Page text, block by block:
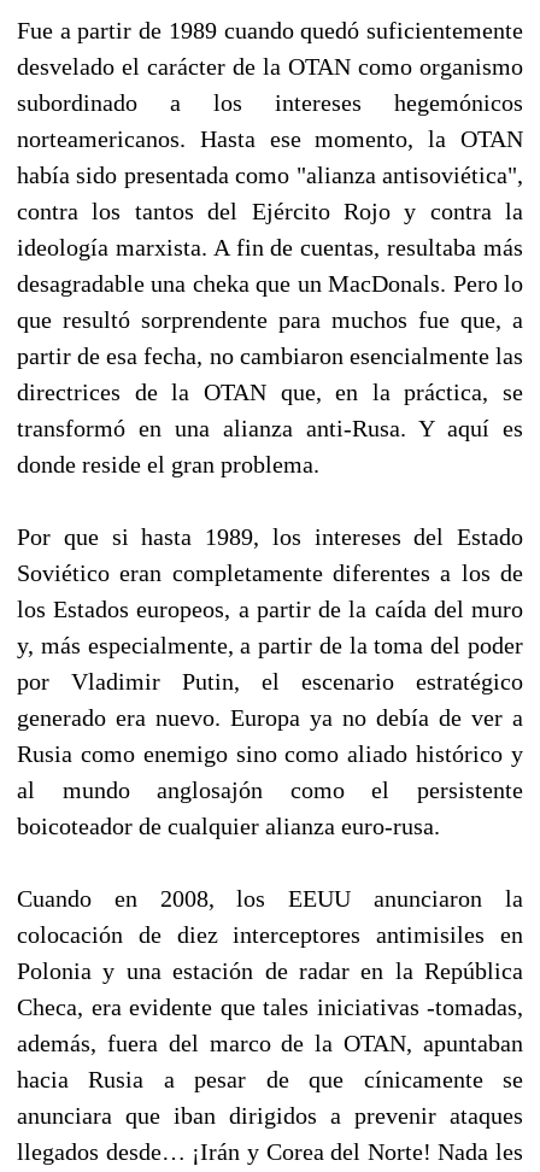
Fue a partir de 1989 cuando quedó suficientemente
desvelado el carácter de la OTAN como organismo
subordinado a los intereses hegemónicos
norteamericanos. Hasta ese momento, la OTAN
había sido presentada como "alianza antisoviética",
contra los tantos del Ejército Rojo y contra la
ideología marxista. A fin de cuentas, resultaba más
desagradable una cheka que un MacDonals. Pero lo
que resultó sorprendente para muchos fue que, a
partir de esa fecha, no cambiaron esencialmente las
directrices de la OTAN que, en la práctica, se
transformó en una alianza anti-Rusa. Y aquí es
donde reside el gran problema.
Por que si hasta 1989, los intereses del Estado
Soviético eran completamente diferentes a los de
los Estados europeos, a partir de la caída del muro
y, más especialmente, a partir de la toma del poder
por Vladimir Putin, el escenario estratégico
generado era nuevo. Europa ya no debía de ver a
Rusia como enemigo sino como aliado histórico y
al mundo anglosajón como el persistente
boicoteador de cualquier alianza euro-rusa.
Cuando en 2008, los EEUU anunciaron la
colocación de diez interceptores antimisiles en
Polonia y una estación de radar en la República
Checa, era evidente que tales iniciativas -tomadas,
además, fuera del marco de la OTAN, apuntaban
hacia Rusia a pesar de que cínicamente se
anunciara que iban dirigidos a prevenir ataques
llegados desde… ¡Irán y Corea del Norte! Nada les